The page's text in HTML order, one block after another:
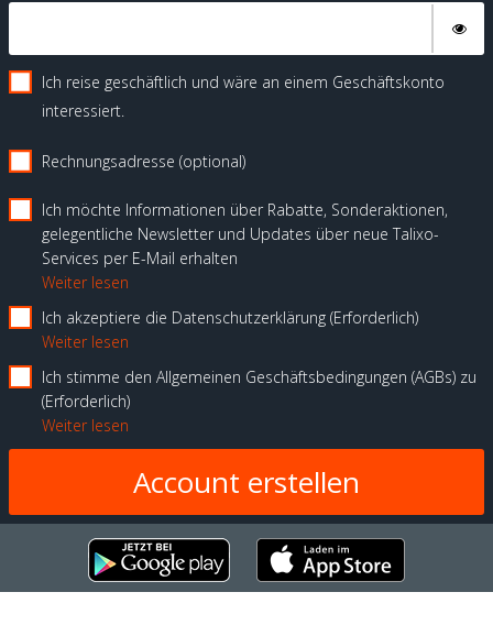
Ich reise geschäftlich und wäre an einem Geschäftskonto
interessiert.
Rechnungsadresse (optional)
Ich möchte Informationen über Rabatte, Sonderaktionen,
gelegentliche Newsletter und Updates über neue Talixo-
Services per E-Mail erhalten
Weiter lesen
Ich akzeptiere die Datenschutzerklärung Erforderlich
Weiter lesen
Ich stimme den Allgemeinen Geschäftsbedingungen (AGBs) zu
Erforderlich
Weiter lesen